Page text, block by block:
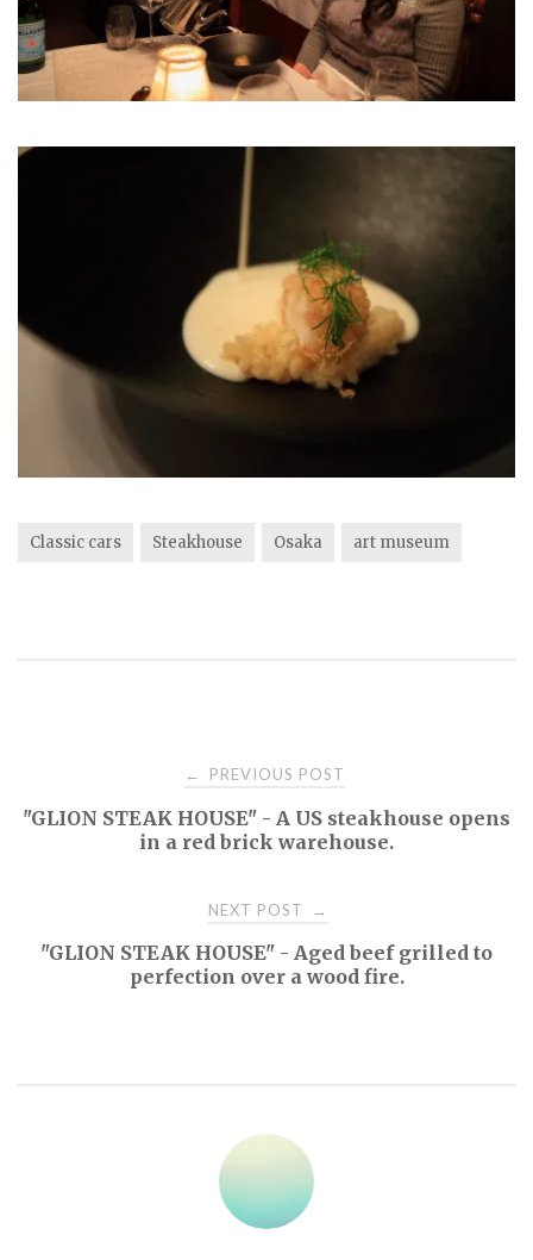
Classic cars Steakhouse Osaka art museum
navigation
← PREVIOUS POST
"GLION STEAK HOUSE" - A US steakhouse opens
in a red brick warehouse.
NEXT POST →
"GLION STEAK HOUSE" - Aged beef grilled to
perfection over a wood fire.